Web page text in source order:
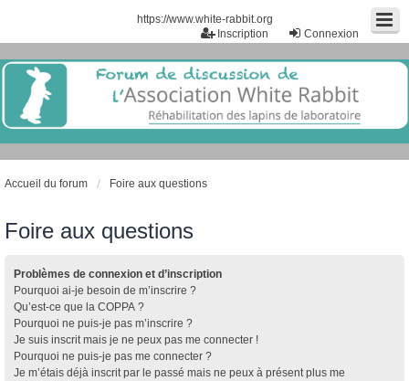
https://www.white-rabbit.org
Connexion
Inscription
Accueil du forum Foire aux questions
Foire aux questions
Problèmes de connexion et d’inscription
Pourquoi ai-je besoin de m’inscrire ?
Qu’est-ce que la COPPA ?
Pourquoi ne puis-je pas m’inscrire ?
Je suis inscrit mais je ne peux pas me connecter !
Pourquoi ne puis-je pas me connecter ?
Je m’étais déjà inscrit par le passé mais ne peux à présent plus me